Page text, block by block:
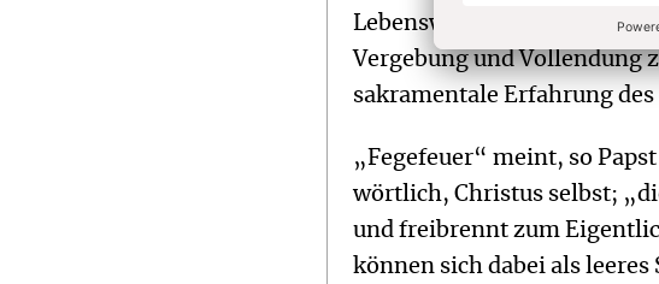
Lebensweges, von unserem
Vergebung und Vollendung
sakramentale Erfahrung
„Fegefeuer“ meint, so
wörtlich, Christus selbst;
und freibrennt zum
können sich dabei als